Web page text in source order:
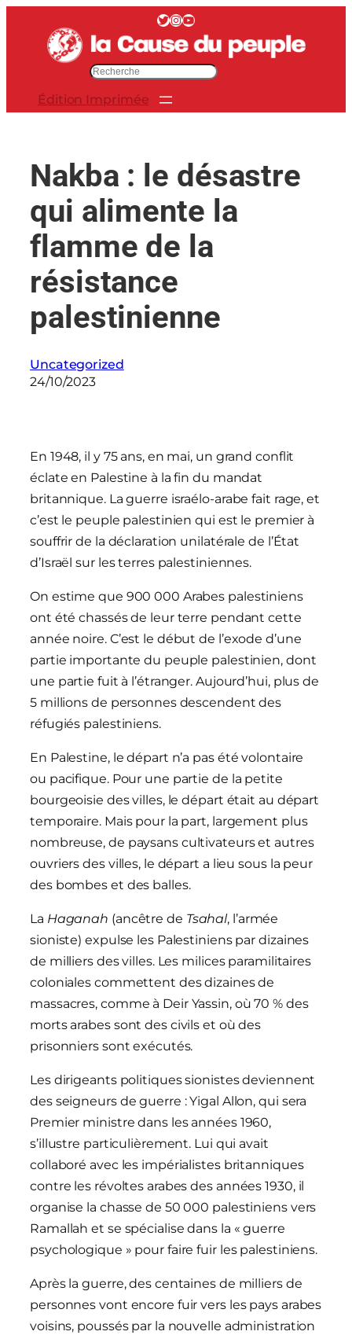
contenu
Twitter InstagramYouTube
e
Édition Imprimée
Nakba : le désastre
qui alimente la
flamme de la
résistance
palestinienne
Uncategorized
24/10/2023
En 1948, il y 75 ans, en mai, un grand conflit
éclate en Palestine à la fin du mandat
britannique. La guerre israélo-arabe fait rage, et
c’est le peuple palestinien qui est le premier à
souffrir de la déclaration unilatérale de l’État
d’Israël sur les terres palestiniennes.
On estime que 900 000 Arabes palestiniens
ont été chassés de leur terre pendant cette
année noire. C’est le début de l’exode d’une
partie importante du peuple palestinien, dont
une partie fuit à l’étranger. Aujourd’hui, plus de
5 millions de personnes descendent des
réfugiés palestiniens.
En Palestine, le départ n’a pas été volontaire
ou pacifique. Pour une partie de la petite
bourgeoisie des villes, le départ était au départ
temporaire. Mais pour la part, largement plus
nombreuse, de paysans cultivateurs et autres
ouvriers des villes, le départ a lieu sous la peur
des bombes et des balles.
La Haganah (ancêtre de Tsahal, l’armée
sioniste) expulse les Palestiniens par dizaines
de milliers des villes. Les milices paramilitaires
coloniales commettent des dizaines de
massacres, comme à Deir Yassin, où 70 % des
morts arabes sont des civils et où des
prisonniers sont exécutés.
Les dirigeants politiques sionistes deviennent
des seigneurs de guerre : Yigal Allon, qui sera
Premier ministre dans les années 1960,
s’illustre particulièrement. Lui qui avait
collaboré avec les impérialistes britanniques
contre les révoltes arabes des années 1930, il
organise la chasse de 50 000 palestiniens vers
Ramallah et se spécialise dans la « guerre
psychologique » pour faire fuir les palestiniens.
Après la guerre, des centaines de milliers de
personnes vont encore fuir vers les pays arabes
voisins, poussés par la nouvelle administration